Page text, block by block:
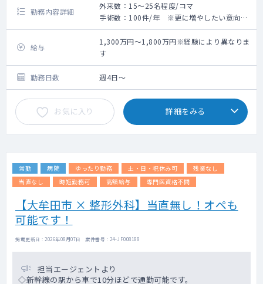
勤務内容詳細
外来数：15～25名程度/コマ
手術数：100件/年 ※更に増やしたい意向で
す
【業務内容】
整形外科外来・病棟管理・オペ（応相談）を
お願いします。
外来：週1～2コマ
※外来患者数：15～25名程度/コマ
病棟管理：
受け持ち患者数 30～40名程度（落ち着いた
患者様ばかりです）
※患者様は地域の高齢者が殆どです。
人工関節のオペや大腿骨の骨折のオペなどを
行っています。
たい意向があれば、
【当直・オンコール】
当直は無の相談も可能です。
オンコールは原則当直医が対応しますが、主
治医としての相談があれば電話対応をお願い
給与
1,300万円～1,800万円※経験により異なりま
す
勤務日数 週4日～
お気に入り 詳細をみる
常勤 病院 ゆったり勤務 土・日・祝休み可
残業なし
当直なし
時短勤務可 高額給与 専門医資格不問
【大牟田市 × 整形外科】当直無し！オペも
可能です！
掲載更新日 : 2026年08月07日 案件番号 : 24-JF008188
担当エージェントより
◇新幹線の駅から車で10分ほどで通勤可能です。